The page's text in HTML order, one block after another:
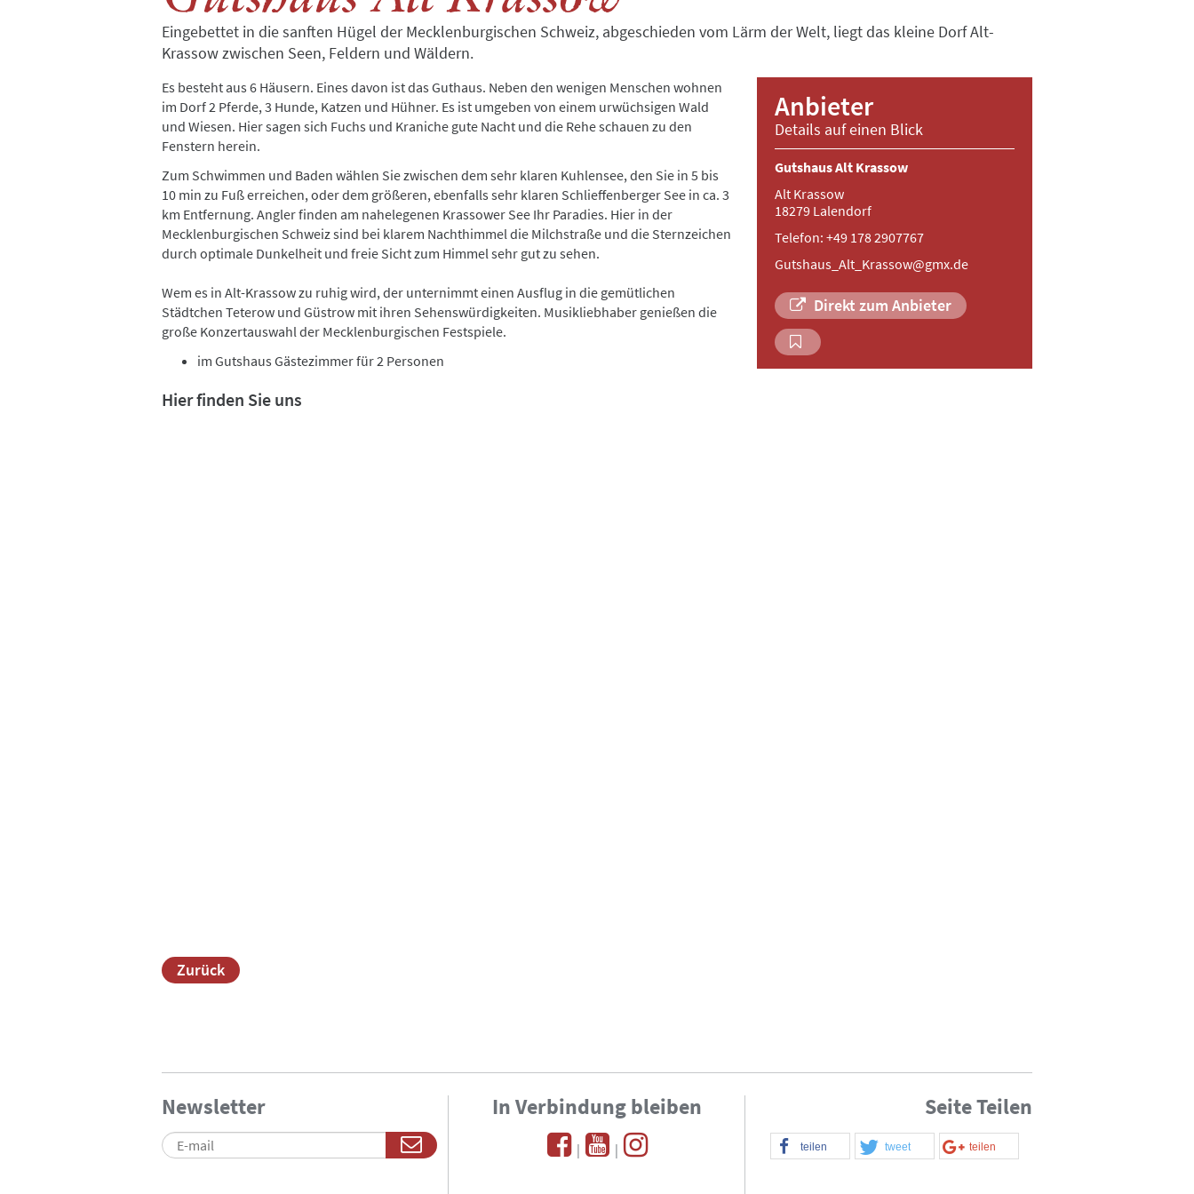
Eingebettet in die sanften Hügel der Mecklenburgischen Schweiz, abgeschieden vom Lärm der Welt, liegt das kleine Dorf Alt-
Krassow zwischen Seen, Feldern und Wäldern.
Es besteht aus 6 Häusern. Eines davon ist das Guthaus. Neben den wenigen Menschen wohnen
im Dorf 2 Pferde, 3 Hunde, Katzen und Hühner. Es ist umgeben von einem urwüchsigen Wald
und Wiesen. Hier sagen sich Fuchs und Kraniche gute Nacht und die Rehe schauen zu den
Fenstern herein.
Zum Schwimmen und Baden wählen Sie zwischen dem sehr klaren Kuhlensee, den Sie in 5 bis
10 min zu Fuß erreichen, oder dem größeren, ebenfalls sehr klaren Schlieffenberger See in ca. 3
km Entfernung. Angler finden am nahelegenen Krassower See Ihr Paradies. Hier in der
Mecklenburgischen Schweiz sind bei klarem Nachthimmel die Milchstraße und die Sternzeichen
durch optimale Dunkelheit und freie Sicht zum Himmel sehr gut zu sehen.
Wem es in Alt-Krassow zu ruhig wird, der unternimmt einen Ausflug in die gemütlichen
Städtchen Teterow und Güstrow mit ihren Sehenswürdigkeiten. Musikliebhaber genießen die
große Konzertauswahl der Mecklenburgischen Festspiele.
im Gutshaus Gästezimmer für 2 Personen
Hier finden Sie uns
Anbieter
Details auf einen Blick
Gutshaus Alt Krassow
Alt Krassow
18279 Lalendorf
Telefon: +49 178 2907767
Gutshaus_Alt_Krassow@gmx.de
Direkt zum Anbieter
Zurück
Newsletter In Verbindung bleiben
| |
Seite Teilen
teilen tweet teilen